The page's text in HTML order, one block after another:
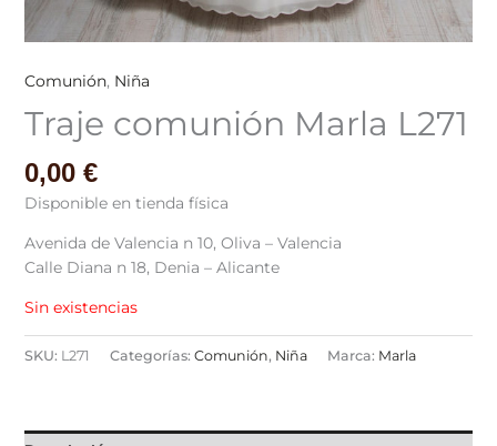
Comunión, Niña
Traje comunión Marla L271
0,00 €
Disponible en tienda física
Avenida de Valencia n 10, Oliva – Valencia
Calle Diana n 18, Denia – Alicante
Sin existencias
SKU: L271 Categorías: Comunión, Niña Marca: Marla